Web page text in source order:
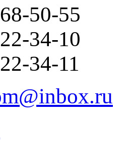
50-55
34-10
34-11